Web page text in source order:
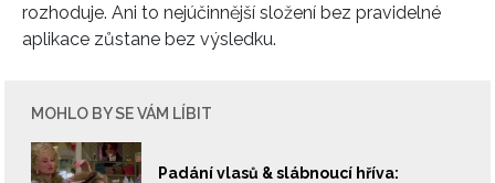
rozhoduje. Ani to nejúčinnější složení bez pravidelné
aplikace zůstane bez výsledku.
MOHLO BY SE VÁM LÍBIT
Padání vlasů & slábnoucí hříva: